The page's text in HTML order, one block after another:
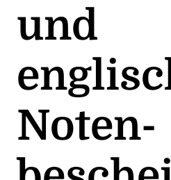
und
Noten­